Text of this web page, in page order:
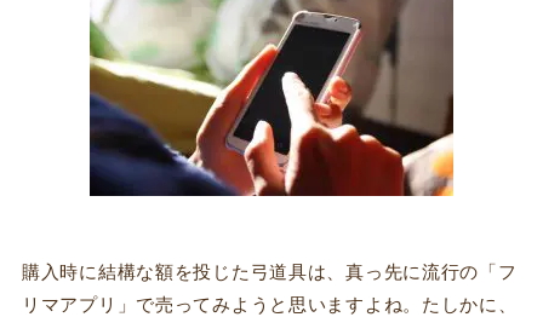
購入時に結構な額を投じた弓道具は、真っ先に流行の「フ
リマアプリ」で売ってみようと思いますよね。たしかに、